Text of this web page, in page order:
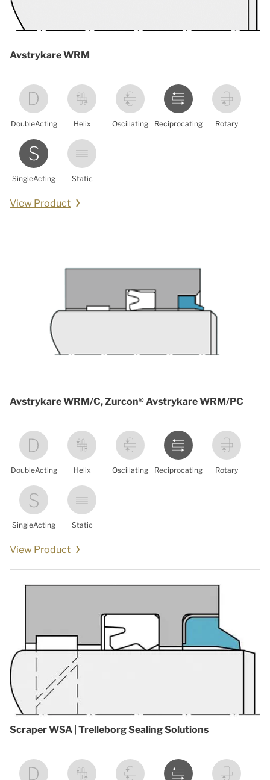
Avstrykare WRM
DoubleActing Helix Oscillating Reciprocating Rotary
SingleActing Static
View Product
Avstrykare WRM/C, Zurcon® Avstrykare WRM/PC
DoubleActing Helix Oscillating Reciprocating Rotary
SingleActing Static
View Product
Scraper WSA | Trelleborg Sealing Solutions